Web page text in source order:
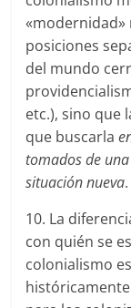
«modernidad»
posiciones
del mundo
etc.), sino que
que buscarla
tomados de
situación nueva.
10. La
con quién se
colonialismo